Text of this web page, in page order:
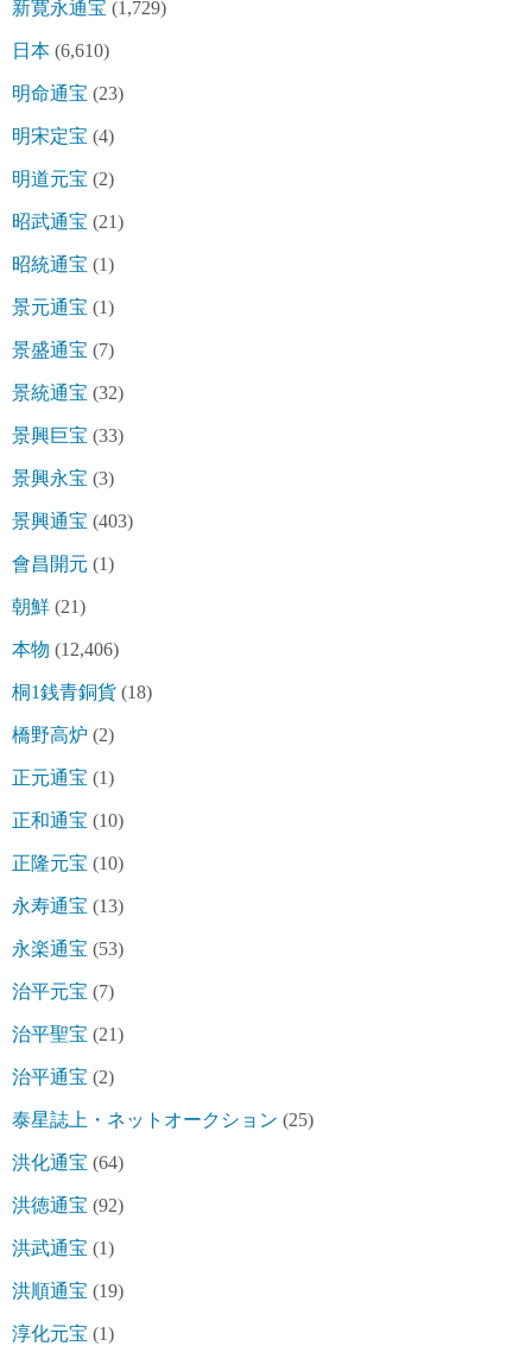
新寛永通宝 (1,729)
日本 (6,610)
明命通宝 (23)
明宋定宝 (4)
明道元宝 (2)
昭武通宝 (21)
昭統通宝 (1)
景元通宝 (1)
景盛通宝 (7)
景統通宝 (32)
景興巨宝 (33)
景興永宝 (3)
景興通宝 (403)
會昌開元 (1)
朝鮮 (21)
本物 (12,406)
桐1銭青銅貨 (18)
橋野高炉 (2)
正元通宝 (1)
正和通宝 (10)
正隆元宝 (10)
永寿通宝 (13)
永楽通宝 (53)
治平元宝 (7)
治平聖宝 (21)
治平通宝 (2)
泰星誌上・ネットオークション (25)
洪化通宝 (64)
洪徳通宝 (92)
洪武通宝 (1)
洪順通宝 (19)
淳化元宝 (1)